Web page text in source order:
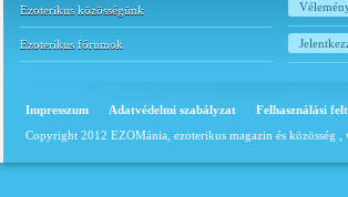
Ezoterikus közösségünk
Ezoterikus fórumok
Impresszum Adatvédelmi szabályzat Felhasználási
Copyright 2012 EZOMánia, ezoterikus magazin és közösség ,